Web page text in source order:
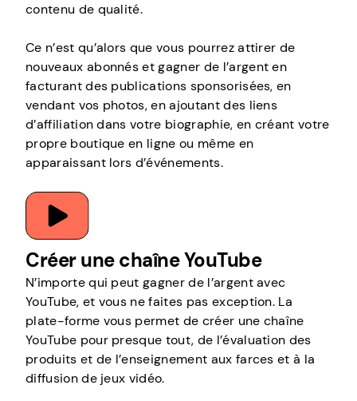
contenu de qualité.
Ce n’est qu’alors que vous pourrez attirer de
nouveaux abonnés et gagner de l’argent en
facturant des publications sponsorisées, en
vendant vos photos, en ajoutant des liens
d’affiliation dans votre biographie, en créant votre
propre boutique en ligne ou même en
apparaissant lors d’événements.
Créer une chaîne YouTube
N’importe qui peut gagner de l’argent avec
YouTube, et vous ne faites pas exception. La
plate-forme vous permet de créer une chaîne
YouTube pour presque tout, de l’évaluation des
produits et de l’enseignement aux farces et à la
diffusion de jeux vidéo.